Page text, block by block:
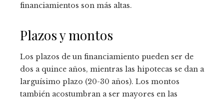
financiamientos son más altas.
Plazos y montos
Los plazos de un financiamiento pueden ser de
dos a quince años, mientras las hipotecas se dan a
larguísimo plazo (20-30 años). Los montos
también acostumbran a ser mayores en las